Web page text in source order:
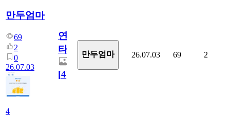
만두엄마
69
2
0
26.07.03
4
연
타
[4]
만두엄마 26.07.03 69 2